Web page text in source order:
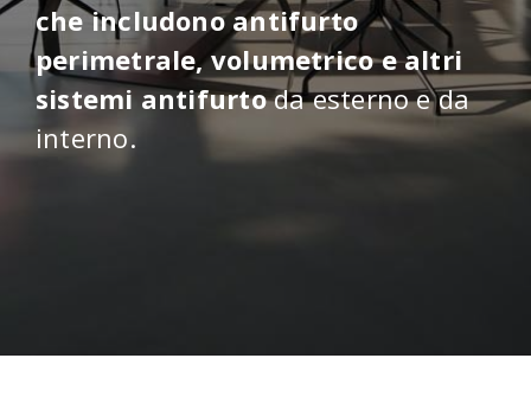
che includono antifurto
perimetrale, volumetrico e altri
sistemi antifurtoda esterno e da
interno.